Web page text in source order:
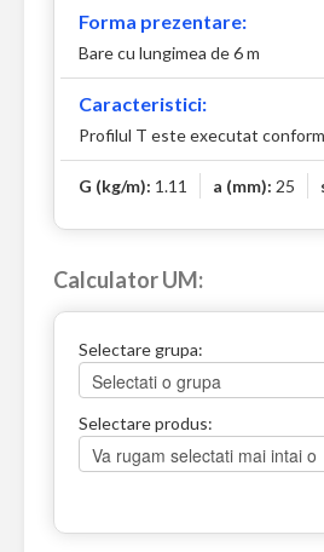
Forma prezentare:
Bare cu lungimea de 6 m
Caracteristici:
Profilul T este executat conform
G (kg/m): 1.11 a (mm): 25
Calculator UM:
Selectare grupa:
Selectare produs: